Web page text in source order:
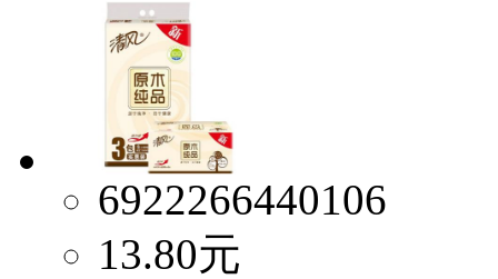
6922266440106
13.80元